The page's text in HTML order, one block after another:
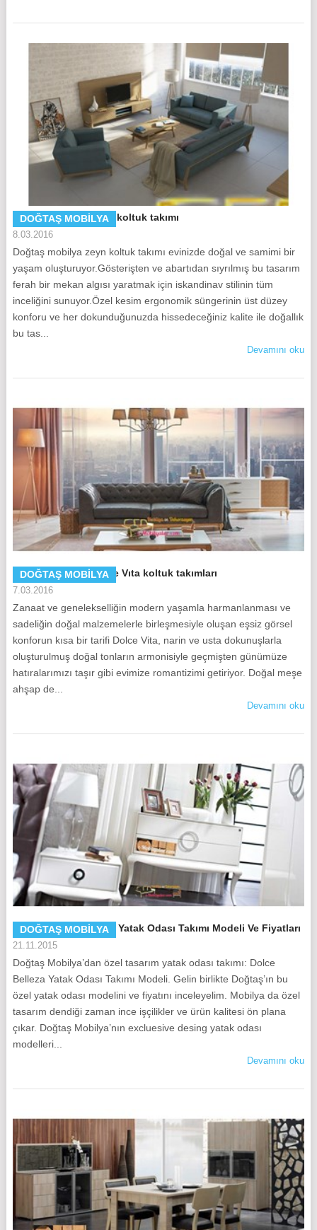
DOĞTAŞ MOBILYA
Doğtaş Mobilya zeyn koltuk takımı
8.03.2016
Doğtaş mobilya zeyn koltuk takımı evinizde doğal ve samimi bir
yaşam oluşturuyor.Gösterişten ve abartıdan sıyrılmış bu tasarım
ferah bir mekan algısı yaratmak için iskandinav stilinin tüm
inceliğini sunuyor.Özel kesim ergonomik süngerinin üst düzey
konforu ve her dokunduğunuzda hissedeceğiniz kalite ile doğallık
bu tas...
Devamını oku
DOĞTAŞ MOBILYA
Doğtaş Mobilya Dolce Vıta koltuk takımları
7.03.2016
Zanaat ve genelekselliğin modern yaşamla harmanlanması ve
sadeliğin doğal malzemelerle birleşmesiyle oluşan eşsiz görsel
konforun kısa bir tarifi Dolce Vita, narin ve usta dokunuşlarla
oluşturulmuş doğal tonların armonisiyle geçmişten günümüze
hatıralarımızı taşır gibi evimize romantizimi getiriyor. Doğal meşe
ahşap de...
Devamını oku
DOĞTAŞ MOBILYA
Doğtaş Dolce Belleza Yatak Odası Takımı Modeli Ve Fiyatları
21.11.2015
Doğtaş Mobilya’dan özel tasarım yatak odası takımı: Dolce
Belleza Yatak Odası Takımı Modeli. Gelin birlikte Doğtaş’ın bu
özel yatak odası modelini ve fiyatını inceleyelim. Mobilya da özel
tasarım dendiği zaman ince işçilikler ve ürün kalitesi ön plana
çıkar. Doğtaş Mobilya’nın excluesive desing yatak odası
modelleri...
Devamını oku